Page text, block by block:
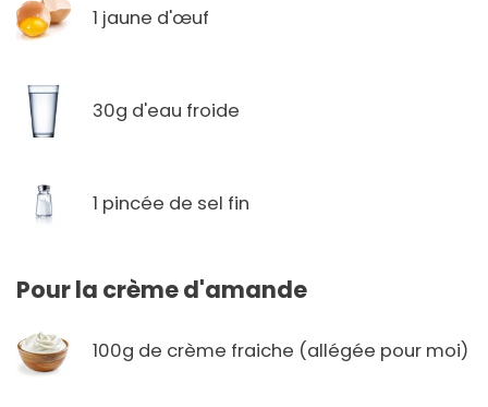
1 jaune d'œuf
30g d'eau froide
1 pincée de sel fin
Pour la crème d'amande
100g de crème fraiche (allégée pour moi)